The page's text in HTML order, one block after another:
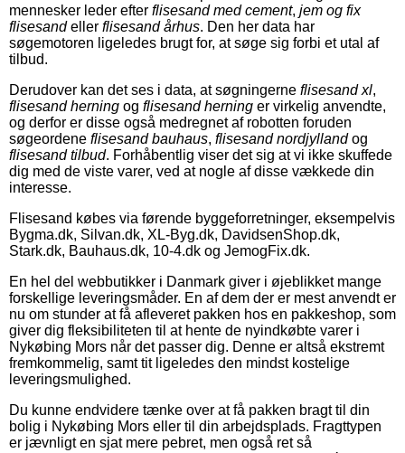
mennesker leder efter flisesand med cement, jem og fix
flisesandeller flisesand århus. Den her data har
søgemotoren ligeledes brugt for, at søge sig forbi et utal af
tilbud.
Derudover kan det ses i data, at søgningerne flisesand xl,
flisesand herning og flisesand herning er virkelig anvendte,
og derfor er disse også medregnet af robotten foruden
søgeordene flisesand bauhaus, flisesand nordjyllandog
flisesand tilbud. Forhåbentlig viser det sig at vi ikke skuffede
dig med de viste varer, ved at nogle af disse vækkede din
interesse.
Flisesand købes via førende byggeforretninger, eksempelvis
Bygma.dk, Silvan.dk, XL-Byg.dk, DavidsenShop.dk,
Stark.dk, Bauhaus.dk, 10-4.dk og JemogFix.dk.
En hel del webbutikker i Danmark giver i øjeblikket mange
forskellige leveringsmåder. En af dem der er mest anvendt er
nu om stunder at få afleveret pakken hos en pakkeshop, som
giver dig fleksibiliteten til at hente de nyindkøbte varer i
Nykøbing Mors når det passer dig. Denne er altså ekstremt
fremkommelig, samt tit ligeledes den mindst kostelige
leveringsmulighed.
Du kunne endvidere tænke over at få pakken bragt til din
bolig i Nykøbing Mors eller til din arbejdsplads. Fragttypen
er jævnligt en sjat mere pebret, men også ret så